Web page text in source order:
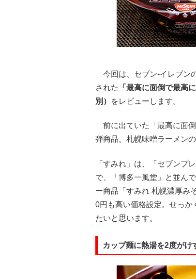
今回は、セブン-イレブン
された
「最高に面倒で最高
別）
をレビューします。
前に出ていた「最高に面
弾商品。札幌味噌ラーメン
「すみれ」は、「セブンプ
で、「博多一風堂」と並ん
ー商品「すみれ 札幌濃厚み
0円も高い価格設定。せっか
たいと思います。
カップ麺に熱湯を2度がけ